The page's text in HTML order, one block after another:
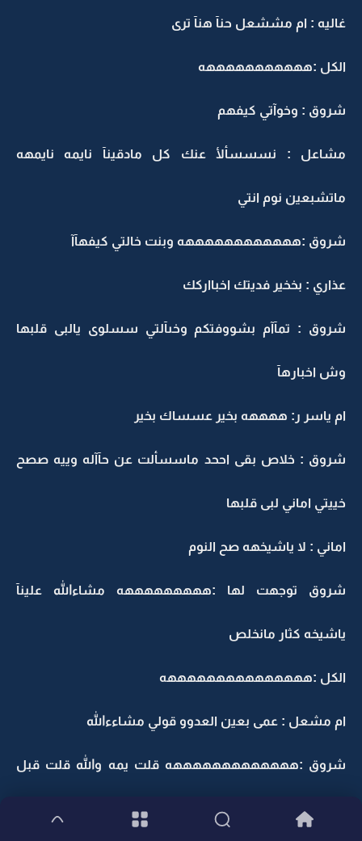
غاليه : ام مششعل حنآ هنآ ترى
الكل :هههههههههههه
شروق : وخوآتي كيفهم
مشاعل : نسسسألأ عنك كل مادقينآ نايمه نايمهه
ماتشبعين نوم انتي
شروق :ههههههههههههه وبنت خالتي كيفهآآ
عذاري : بخخير فديتك اخبااركك
شروق : تمآآم بشووفتكم وخىآلتي سسلوى يالبى قلبها
وش اخبارهآ
ام ياسر ر: ههههه بخير عسساك بخير
شروق : خلاص بقى اححد ماسسألت عن حآآله وييه صصح
خييتي اماني لبى قلبها
اماني : لا ياشيخهه صح النوم
شروق توجهت لها :هههههههههه مشاءالله علينآ
ياشيخه كثار مانخلص
الكل :هههههههههههههههه
ام مشعل : عمى بعين العدوو قولي مشاءءالله
شروق :هههههههههههههه قلت يمه والله قلت قبل
لاقول كثار